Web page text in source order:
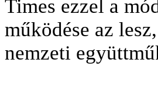
Times ezzel a
működése az
nemzeti